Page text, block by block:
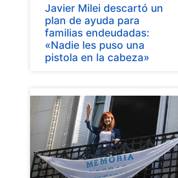
Javier Milei descartó un
plan de ayuda para
familias endeudadas:
«Nadie les puso una
pistola en la cabeza»